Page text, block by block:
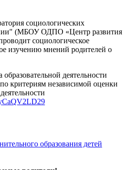
социологических
(МБОУ ОДПО «Центр развития
социологическое
изучению мнений родителей о
деятельности
критериям независимой оценки
образования детей